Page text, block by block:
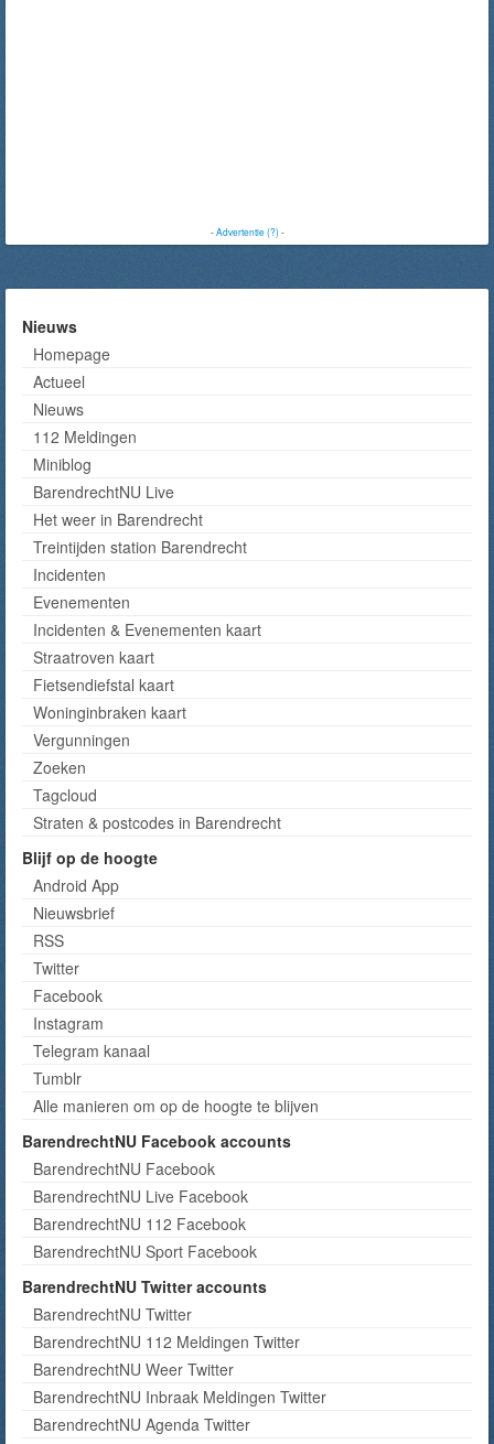
-Advertentie (?)-
Nieuws
Homepage
Actueel
Nieuws
112 Meldingen
Miniblog
BarendrechtNU Live
Het weer in Barendrecht
Treintijden station Barendrecht
Incidenten
Evenementen
Incidenten & Evenementen kaart
Straatroven kaart
Fietsendiefstal kaart
Woninginbraken kaart
Vergunningen
Zoeken
Tagcloud
Straten & postcodes in Barendrecht
Blijf op de hoogte
Android App
Nieuwsbrief
RSS
Twitter
Facebook
Instagram
Telegram kanaal
Tumblr
Alle manieren om op de hoogte te blijven
BarendrechtNU Facebook accounts
BarendrechtNU Facebook
BarendrechtNU Live Facebook
BarendrechtNU 112 Facebook
BarendrechtNU Sport Facebook
BarendrechtNU Twitter accounts
BarendrechtNU Twitter
BarendrechtNU 112 Meldingen Twitter
BarendrechtNU Weer Twitter
BarendrechtNU Inbraak Meldingen Twitter
BarendrechtNU Agenda Twitter